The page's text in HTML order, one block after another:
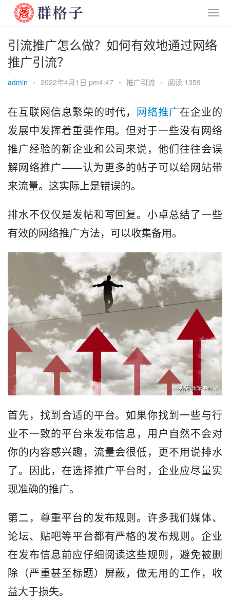
引流推广怎么做？如何有效地通过网络
推广引流？
admin • 2022年4月1日 pm4:47 • 推广引流 • 阅读 1359
在互联网信息繁荣的时代， 网络推广在企业的
发展中发挥着重要作用。但对于一些没有网络
推广经验的新企业和公司来说，他们往往会误
解网络推广——认为更多的帖子可以给网站带
来流量。这实际上是错误的。
排水不仅仅是发帖和写回复。小卓总结了一些
有效的网络推广方法，可以收集备用。
首先，找到合适的平台。如果你找到一些与行
业不一致的平台来发布信息，用户自然不会对
你的内容感兴趣，流量会很低，更不用说排水
了。因此，在选择推广平台时，企业应尽量实
现准确的推广。
第二，尊重平台的发布规则。许多我们媒体、
论坛、贴吧等平台都有严格的发布规则。企业
在发布信息前应仔细阅读这些规则，避免被删
除（严重甚至标题）屏蔽，做无用的工作，收
益大于损失。